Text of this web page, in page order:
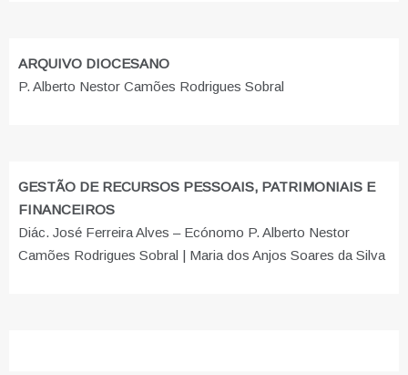
ARQUIVO DIOCESANO
P. Alberto Nestor Camões Rodrigues Sobral
GESTÃO DE RECURSOS PESSOAIS, PATRIMONIAIS E
FINANCEIROS
Diác. José Ferreira Alves – Ecónomo P. Alberto Nestor
Camões Rodrigues Sobral | Maria dos Anjos Soares da Silva